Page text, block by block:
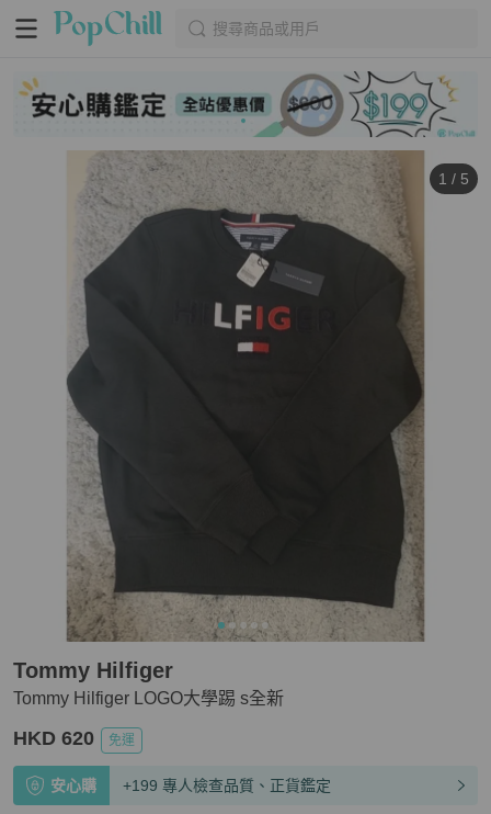
搜尋商品或用戶
1 / 5
Tommy Hilfiger LOGO大學踢 s全新
Tommy Hilfiger
HKD 620 免運
安心購 +199 專人檢查品質、正貨鑑定